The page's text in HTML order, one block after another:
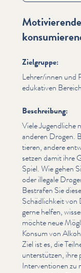
Zielgruppe:
Lehrer/​innen und
edukativen Bereich
Beschreibung:
Viele Jugendliche
anderen Drogen.
tieren, andere
setzen damit ihre
Spiel. Wie gehen
oder illegale
Bestrafen Sie
Schädlichkeit von
gerne helfen,
möchte neue
Konsum von
Ziel ist es, die
unter­stützen, ihre
Inter­ven­tio­nen zu